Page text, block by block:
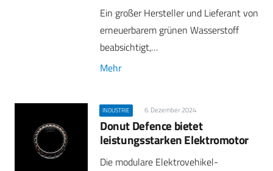
Ein großer Hersteller und Lieferant von
erneuerbarem grünen Wasserstoff
beabsichtigt,…
Mehr
INDUSTRIE 6. Dezember 2024
Donut Defence bietet
leistungsstarken Elektromotor
Die modulare Elektrovehikel-